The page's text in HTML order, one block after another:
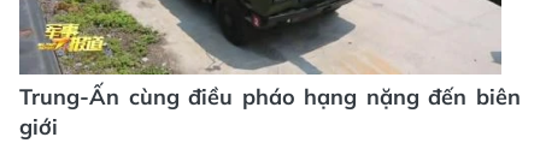
Trung-Ấn cùng điều pháo hạng nặng đến biên
giới